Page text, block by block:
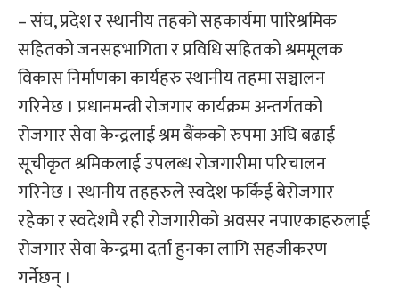
– संघ, प्रदेश र स्थानीय तहको सहकार्यमा पारिश्रमिक
सहितको जनसहभागिता र प्रविधि सहितको श्रममूलक
विकास निर्माणका कार्यहरु स्थानीय तहमा सञ्चालन
गरिनेछ । प्रधानमन्त्री रोजगार कार्यक्रम अन्तर्गतको
रोजगार सेवा केन्द्रलाई श्रम बैंकको रुपमा अघि बढाई
सूचीकृत श्रमिकलाई उपलब्ध रोजगारीमा परिचालन
गरिनेछ । स्थानीय तहहरुले स्वदेश फर्किई बेरोजगार
रहेका र स्वदेशमै रही रोजगारीको अवसर नपाएकाहरुलाई
रोजगार सेवा केन्द्रमा दर्ता हुनका लागि सहजीकरण
गर्नेछन् ।